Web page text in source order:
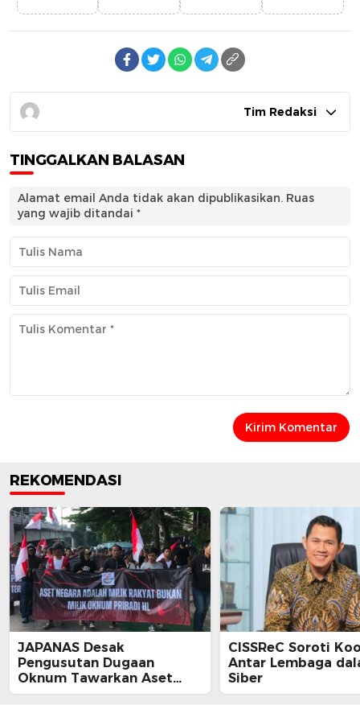
Tim Redaksi
TINGGALKAN BALASAN
Alamat email Anda tidak akan dipublikasikan. Ruas
yang wajib ditandai *
REKOMENDASI
JAPANAS Desak
Pengusutan Dugaan
Oknum Tawarkan Aset
Negara, Minta Pemerintah
CISSReC Soroti
Antar Lembaga
Siber